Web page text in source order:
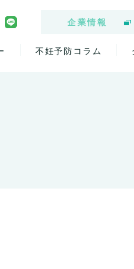
企業情報
不妊予防コラム